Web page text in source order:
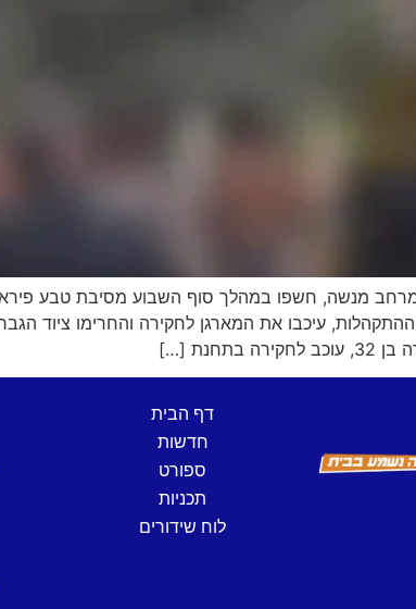
מנשה, חשפו במהלך סוף השבוע מסיבת טבע
ההתקהלות, עיכבו את המארגן לחקירה והחרימו ציוד
[…]
דף הבית
חדשות
ספורט
תכניות
לוח שידורים